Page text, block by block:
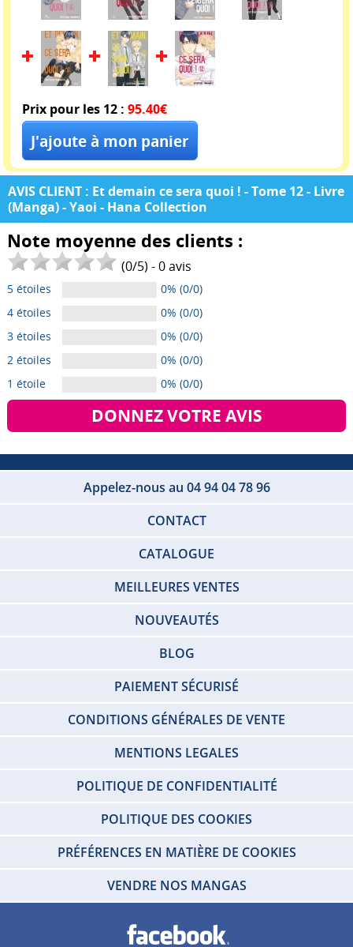
Prix pour les 12 : 95.40€
AVIS CLIENT : Et demain ce sera quoi ! - Tome 12 - Livre
(Manga) - Yaoi - Hana Collection
Note moyenne des clients :
(0/5) -0avis
5 étoiles
0% (0/0)
4 étoiles
0% (0/0)
3 étoiles
0% (0/0)
2 étoiles
0% (0/0)
1 étoile
0% (0/0)
DONNEZ VOTRE AVIS
Appelez-nous au 04 94 04 78 96
CONTACT
CATALOGUE
MEILLEURES VENTES
NOUVEAUTÉS
BLOG
PAIEMENT SÉCURISÉ
CONDITIONS GÉNÉRALES DE VENTE
MENTIONS LEGALES
POLITIQUE DE CONFIDENTIALITÉ
POLITIQUE DES COOKIES
PRÉFÉRENCES EN MATIÈRE DE COOKIES
VENDRE NOS MANGAS